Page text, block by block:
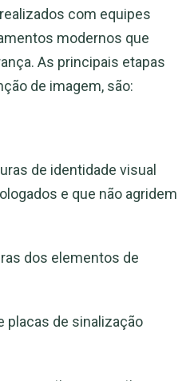
com equipes
modernos que
As principais etapas
de imagem, são:
de identidade visual
e que não agridem
dos elementos de
placas de sinalização